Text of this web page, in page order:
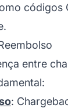
códigos
entre
: